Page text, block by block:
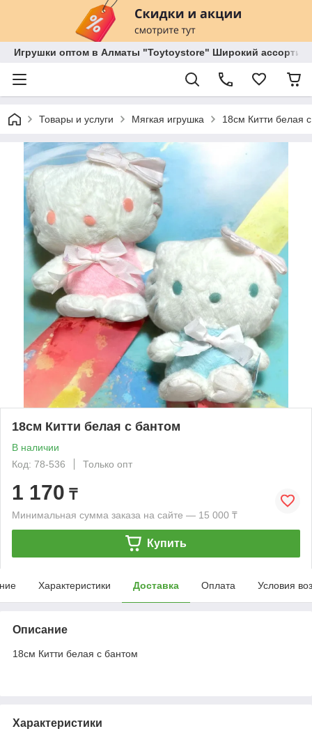
Игрушки оптом в Алматы "Toytoystore" Широкий
Товары и услуги Мягкая игрушка 18см Китти белая
18см Китти белая с бантом
В наличии
Код: 78-536
Только опт
1 170 ₸
Минимальная сумма заказа на сайте — 15 000 ₸
Купить
Характеристики Доставка Оплата Условия
Описание
18см Китти белая с бантом
Характеристики